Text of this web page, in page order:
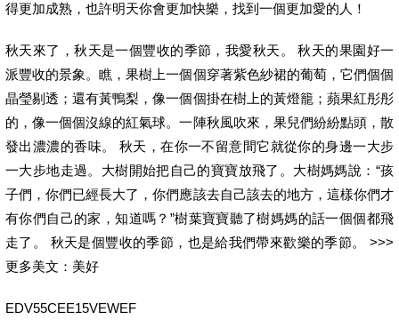
得更加成熟，也許明天你會更加快樂，找到一個更加愛的人！
秋天來了，秋天是一個豐收的季節，我愛秋天。 秋天的果園好一
派豐收的景象。瞧，果樹上一個個穿著紫色紗裙的葡萄，它們個個
晶瑩剔透；還有黃鴨梨，像一個個掛在樹上的黃燈籠；蘋果紅彤彤
的，像一個個沒線的紅氣球。一陣秋風吹來，果兒們紛紛點頭，散
發出濃濃的香味。 秋天，在你一不留意間它就從你的身邊一大步
一大步地走過。大樹開始把自己的寶寶放飛了。大樹媽媽說：“孩
子們，你們已經長大了，你們應該去自己該去的地方，這樣你們才
有你們自己的家，知道嗎？”樹葉寶寶聽了樹媽媽的話一個個都飛
走了。 秋天是個豐收的季節，也是給我們帶來歡樂的季節。 >>>
更多美文：美好
EDV55CEE15VEWEF